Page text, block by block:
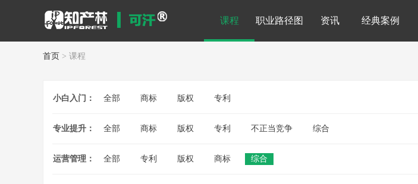
课程 职业路径图 资讯 经典案例
首页 > 课程
小白入门： 全部 商标 版权 专利
专业提升： 全部 商标 版权 专利 不正当竞争 综合
运营管理： 全部 专利 版权 商标 综合